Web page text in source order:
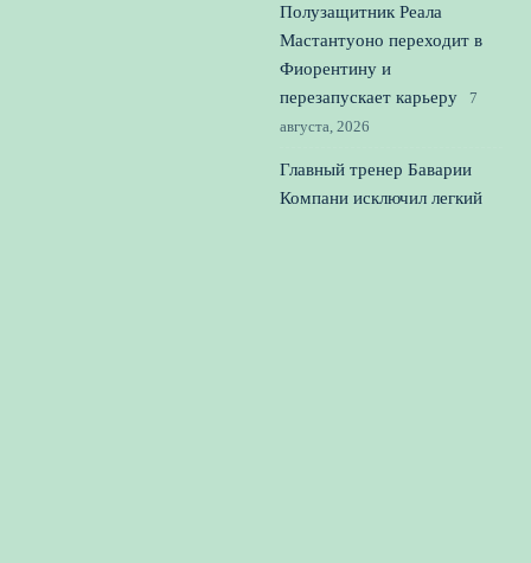
Полузащитник Реала
Мастантуоно переходит в
Фиорентину и
перезапускает карьеру
7
августа, 2026
Главный тренер Баварии
Компани исключил легкий